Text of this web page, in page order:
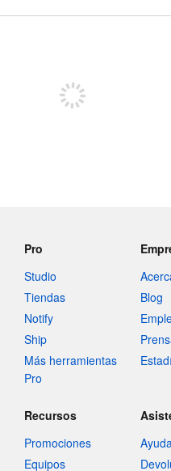
Pro
Studio
Tiendas
Notify
Ship
Más herramientas
Pro
Blog
Recursos
Promociones
Equipos